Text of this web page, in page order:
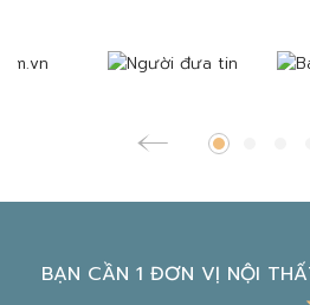
BẠN CẦN 1 ĐƠN VỊ NỘI